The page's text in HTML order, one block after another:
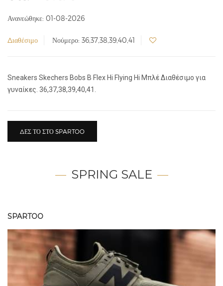
Ανανεώθηκε: 01-08-2026
Διαθέσιμο Νούμερο: 36,37,38,39,40,41
Sneakers Skechers Bobs B Flex Hi Flying Hi Μπλέ Διαθέσιμο για
γυναίκες. 36,37,38,39,40,41.
ΔΕΣ ΤΟ ΣΤΟ SPARTOO
SPRING SALE
SPARTOO